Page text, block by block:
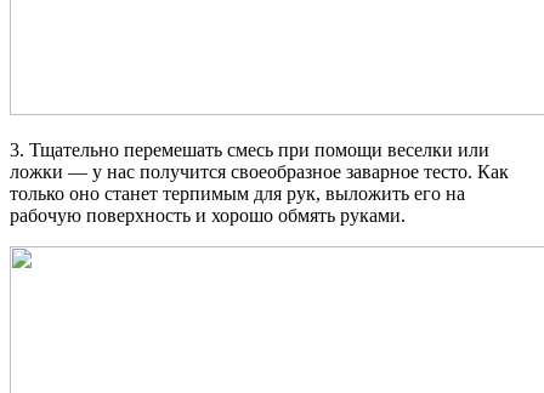
3. Тщательно перемешать смесь при помощи веселки или
ложки — у нас получится своеобразное заварное тесто. Как
только оно станет терпимым для рук, выложить его на
рабочую поверхность и хорошо обмять руками.